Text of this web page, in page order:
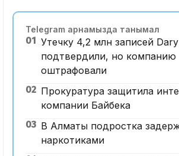
Telegram арнамызда танымал
01 Утечку 4,2 млн записей
подтвердили, но компанию
оштрафовали
02 Прокуратура защитила
компании Байбека
03 В Алматы подростка
наркотиками